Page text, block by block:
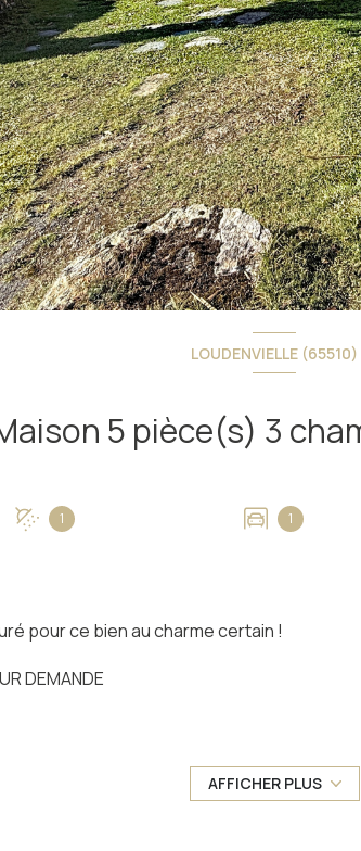
LOUDENVIELLE (65510)
1 1
pour ce bien au charme certain !
DEMANDE
d'une vue superbe sur le fond de la
AFFICHER PLUS